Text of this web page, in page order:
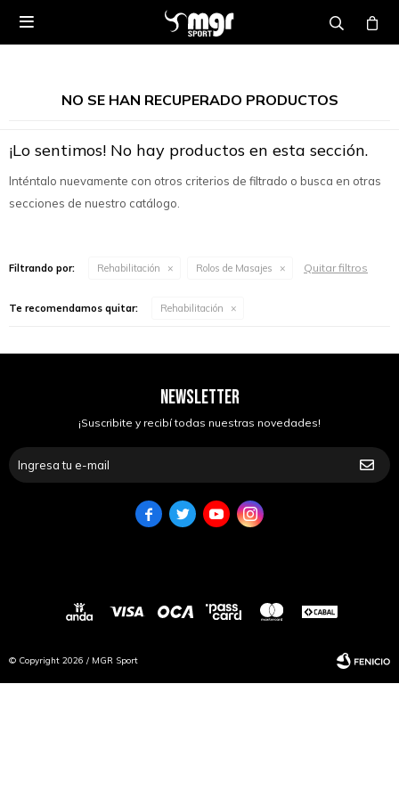

NO SE HAN RECUPERADO PRODUCTOS
¡Lo sentimos! No hay productos en esta sección.
Inténtalo nuevamente con otros criterios de filtrado o busca en otras
secciones de nuestro catálogo.
Filtrando por: Rehabilitación Rolos de Masajes Quitar filtros
Te recomendamos quitar: Rehabilitación
NEWSLETTER
¡Suscribite y recibí todas nuestras novedades!
   
© Copyright 2026 / MGR Sport